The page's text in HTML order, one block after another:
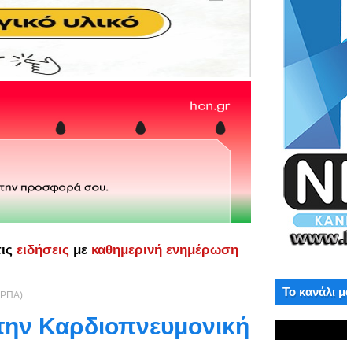
ειδήσεις με καθημερινή ενημέρωση
Καρδιοπνευμονική
Το κανάλι